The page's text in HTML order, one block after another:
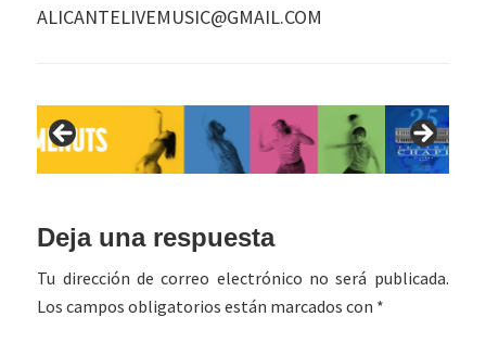
ALICANTELIVEMUSIC@GMAIL.COM
Interacciones
con
los
Deja una respuesta
Tu dirección de correo electrónico no será publicada.
Los campos obligatorios están marcados con *